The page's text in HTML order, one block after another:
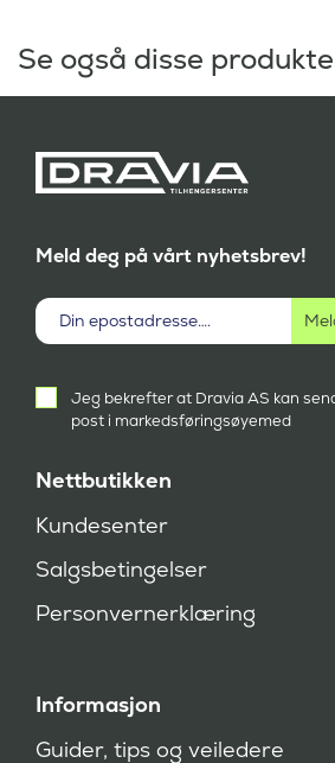
Se også disse
Nettbutikken
Kundesenter
Salgsbetingelser
Personvernerklæring
Informasjon
Guider, tips og veiledere
Meld deg på vårt nyhetsbrev!
samtykke
k
e
d
Jeg bekrefter at Dravia AS kan
post i markedsføringsøyemed